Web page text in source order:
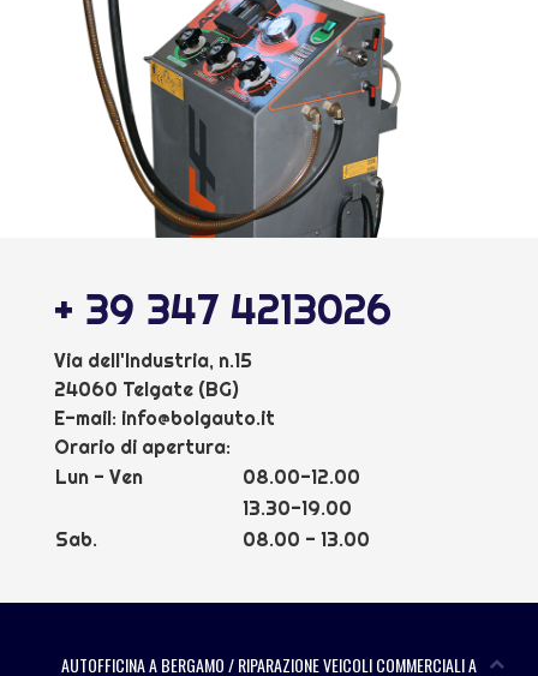
+ 39 347 4213026
Via dell'Industria, n.15
24060 Telgate (BG)
E-mail: info@bolgauto.it
Orario di apertura:
Lun - Ven
08.00-12.00
13.30-19.00
Sab.
08.00 - 13.00
AUTOFFICINA A BERGAMO/RIPARAZIONE VEICOLI COMMERCIALI A